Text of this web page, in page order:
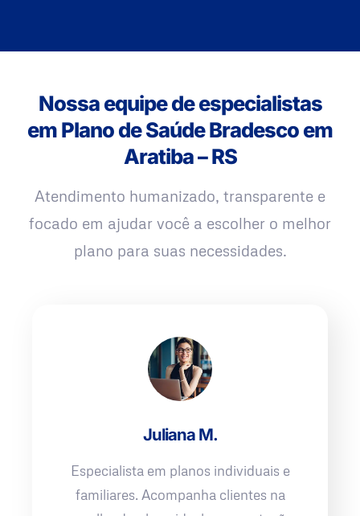
Nossa equipe de especialistas
em Plano de Saúde Bradesco em
Aratiba – RS
Atendimento humanizado, transparente e
focado em ajudar você a escolher o melhor
plano para suas necessidades.
Juliana M.
Especialista em planos individuais e
familiares. Acompanha clientes na